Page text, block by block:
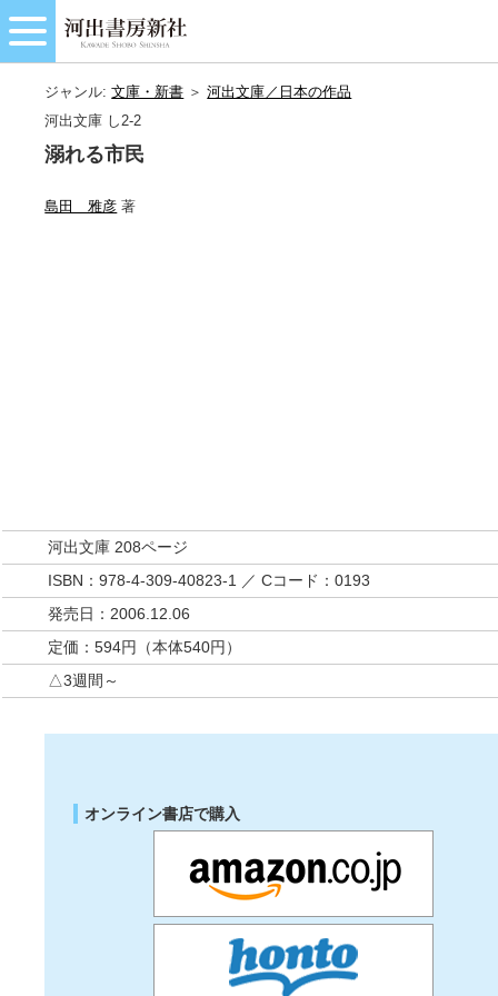
ジャンル:文庫・新書 ＞河出文庫／日本の作品
河出文庫 し2-2
溺れる市民
島田 雅彦 著
河出文庫 208ページ
ISBN：978-4-309-40823-1 ／ Cコード：0193
発売日：2006.12.06
定価：594円（本体540円）
△3週間～
オンライン書店で購入